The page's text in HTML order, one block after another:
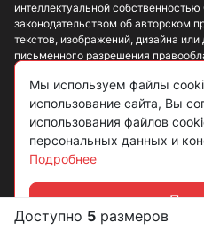
Доступно 5 размеров
интеллектуальной
законодательством об авторском
текстов, изображений, дизайна или
письменного разрешения
Информация, представленная на
ознакомительный характер и не
публичная оферта в соответствии
Политика конфиденциальности
Согласие на обработку данных
Пользовательское соглашение
Мы используем файлы
использование сайта, Вы
использования файлов
персональных данных и
Подробнее